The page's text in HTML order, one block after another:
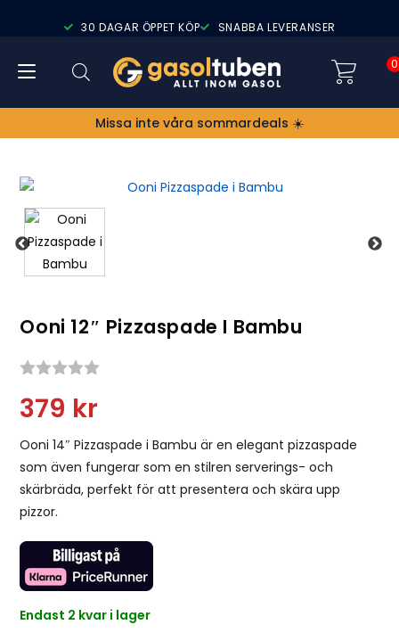
30 DAGAR ÖPPET KÖP SNABBA LEVERANSER
0
Missa inte våra sommardeals ☀️
Ooni 12″ Pizzaspade I Bambu
379 kr
Ooni 14″ Pizzaspade i Bambu är en elegant pizzaspade
som även fungerar som en stilren serverings- och
skärbräda, perfekt för att presentera och skära upp
pizzor.
Endast 2 kvar i lager